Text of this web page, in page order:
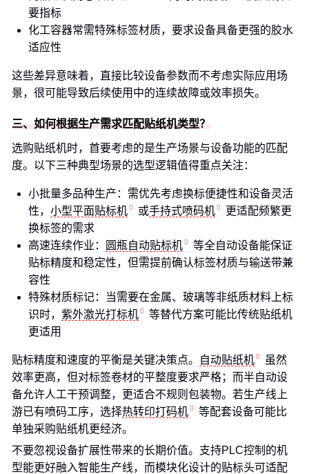
要指标
化工容器常需特殊标签材质，要求设备具备更强的胶水
适应性
这些差异意味着，直接比较设备参数而不考虑实际应用场
景，很可能导致后续使用中的连续故障或效率损失。
三、如何根据生产需求匹配贴纸机类型？
选购贴纸机时，首要考虑的是生产场景与设备功能的匹配
度。以下三种典型场景的选型逻辑值得重点关注：
小批量多品种生产：需优先考虑换标便捷性和设备灵活
性， 小型平面贴标机 或手持式喷码机
更适配频繁更
换标签的需求
高速连续作业：
圆瓶自动贴标机
等全自动设备能保证
贴标精度和稳定性，但需提前确认标签材质与输送带兼
容性
特殊材质标记：当需要在金属、玻璃等非纸质材料上标
识时， 紫外激光打标机
等替代方案可能比传统贴纸机
更适用
贴标精度和速度的平衡是关键决策点。 自动贴纸机
虽然
效率更高，但对标签卷材的平整度要求严格；而半自动设
备允许人工干预调整，更适合不规则包装物。若生产线上
游已有喷码工序，选择热转印打码机
等配套设备可能比
单独采购贴纸机更经济。
不要忽视设备扩展性带来的长期价值。支持PLC控制的机
型能更好融入智能生产线，而模块化设计的贴标头可适配